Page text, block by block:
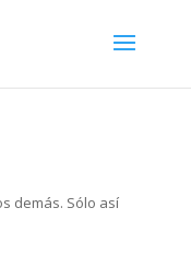
demás. Sólo así